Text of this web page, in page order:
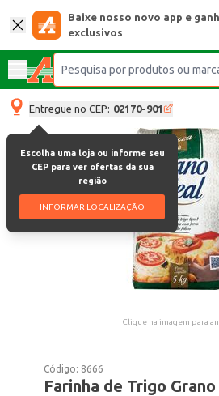
Baixe nosso novo app e
exclusivos
Entregue no CEP: 02170-901
Escolha uma loja ou informe seu
CEP para ver ofertas da sua
região
INFORMAR LOCALIZAÇÃO
Clique na imagem para
Código: 8666
Farinha de Trigo